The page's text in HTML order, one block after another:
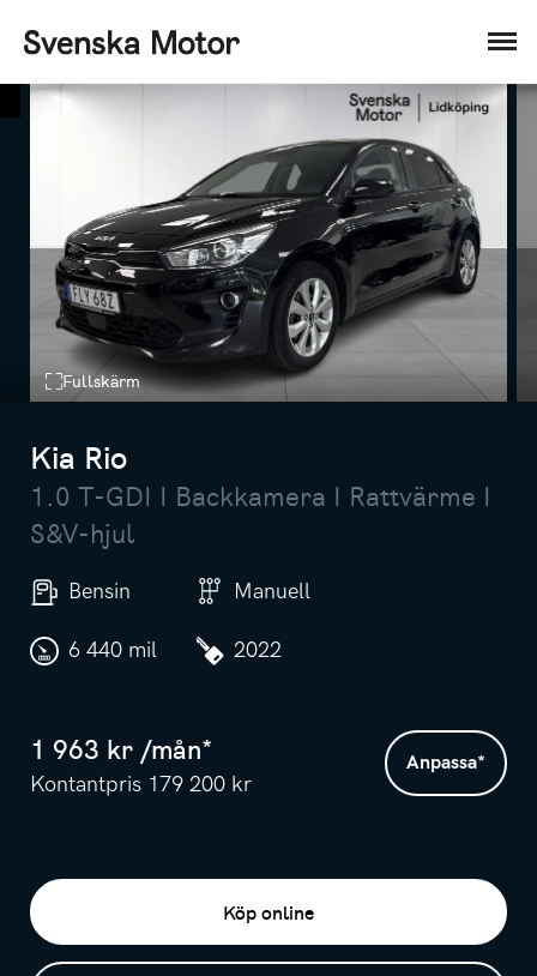
Fullskärm
Kia Rio
1.0 T-GDI I Backkamera I Rattvärme I
S&V-hjul
Bensin Manuell
6 440 mil 2022
1 963 kr /mån*
Kontantpris 179 200 kr
Anpassa*
Köp online